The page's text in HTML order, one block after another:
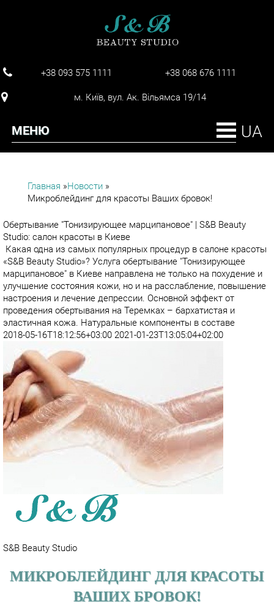
+38 093 575 1111 +38 068 676 1111
м. Київ, вул. Ак. Вільямса 19/14
МЕНЮ
ВИ Є ТУТ
Главная »Новости »
Микроблейдинг для красоты Ваших бровок!
Обертывание "Тонизирующее марципановое" | S&B Beauty
Studio: салон красоты в Киеве
Какая одна из самых популярных процедур в салоне красоты
«S&B Beauty Studio»? Услуга обертывание "Тонизирующее
марципановое" в Киеве направлена не только на похудение и
улучшение состояния кожи, но и на расслабление, повышение
настроения и лечение депрессии. Основной эффект от
проведения обертывания на Теремках – бархатистая и
эластичная кожа. Натуральные компоненты в составе
2018-05-16T18:12:56+03:00 2021-01-23T13:05:04+02:00
S&B Beauty Studio
МИКРОБЛЕЙДИНГ ДЛЯ КРАСОТЫ
ВАШИХ БРОВОК!